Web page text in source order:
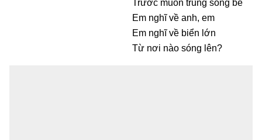
Trước muôn trùng sóng bể
Em nghĩ về anh, em
Em nghĩ về biển lớn
Từ nơi nào sóng lên?